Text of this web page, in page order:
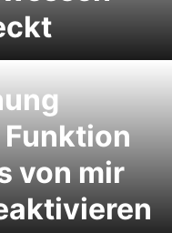
von mir